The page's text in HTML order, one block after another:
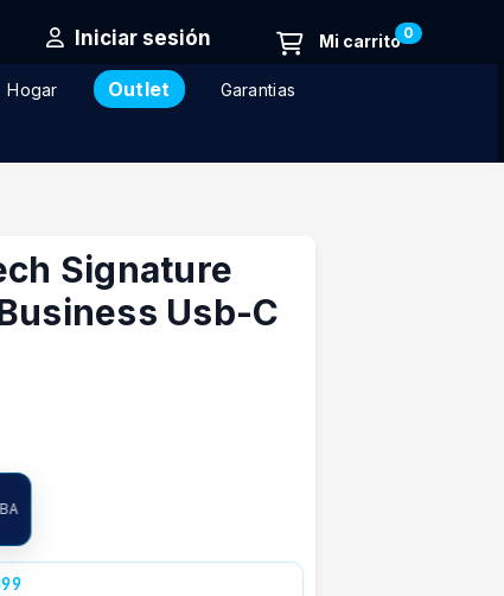
Iniciar sesión 0
Hogar Outlet Garantias
Signature
Usb-C